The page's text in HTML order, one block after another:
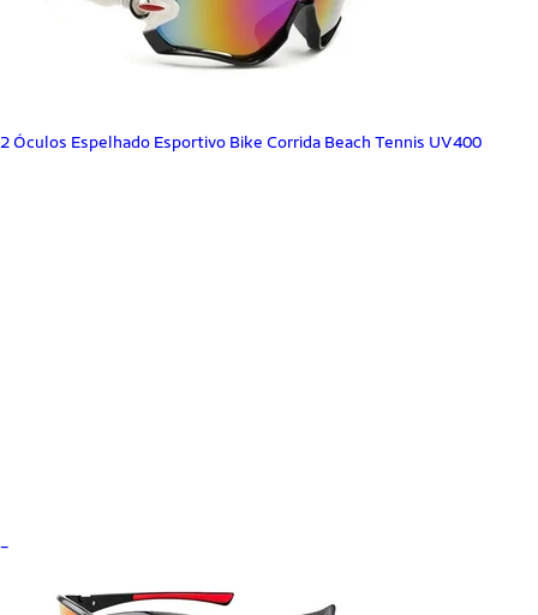
2 Óculos Espelhado Esportivo Bike Corrida Beach Tennis UV400